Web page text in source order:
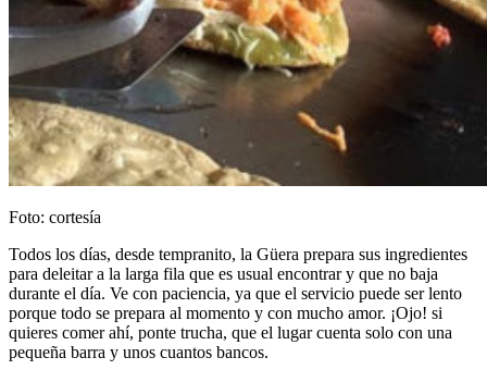
Foto: cortesía
Todos los días, desde tempranito, la Güera prepara sus ingredientes
para deleitar a la larga fila que es usual encontrar y que no baja
durante el día. Ve con paciencia, ya que el servicio puede ser lento
porque todo se prepara al momento y con mucho amor. ¡Ojo! si
quieres comer ahí, ponte trucha, que el lugar cuenta solo con una
pequeña barra y unos cuantos bancos.